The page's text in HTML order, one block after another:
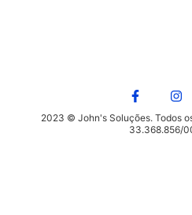
2023 © John's Soluções. Todos
33.368.856/